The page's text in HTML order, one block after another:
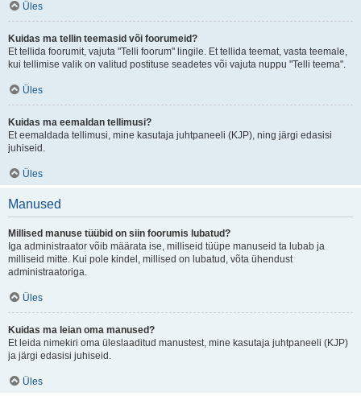
Üles
Kuidas ma tellin teemasid või foorumeid?
Et tellida foorumit, vajuta "Telli foorum" lingile. Et tellida teemat, vasta teemale,
kui tellimise valik on valitud postituse seadetes või vajuta nuppu "Telli teema".
Üles
Kuidas ma eemaldan tellimusi?
Et eemaldada tellimusi, mine kasutaja juhtpaneeli (KJP), ning järgi edasisi
juhiseid.
Üles
Manused
Millised manuse tüübid on siin foorumis lubatud?
Iga administraator võib määrata ise, milliseid tüüpe manuseid ta lubab ja
milliseid mitte. Kui pole kindel, millised on lubatud, võta ühendust
administraatoriga.
Üles
Kuidas ma leian oma manused?
Et leida nimekiri oma üleslaaditud manustest, mine kasutaja juhtpaneeli (KJP)
ja järgi edasisi juhiseid.
Üles